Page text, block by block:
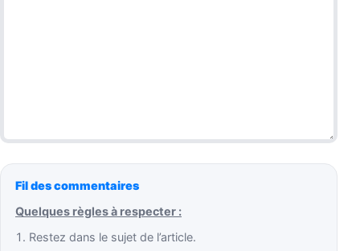
Fil des commentaires
Quelques règles à respecter :
Restez dans le sujet de l’article.